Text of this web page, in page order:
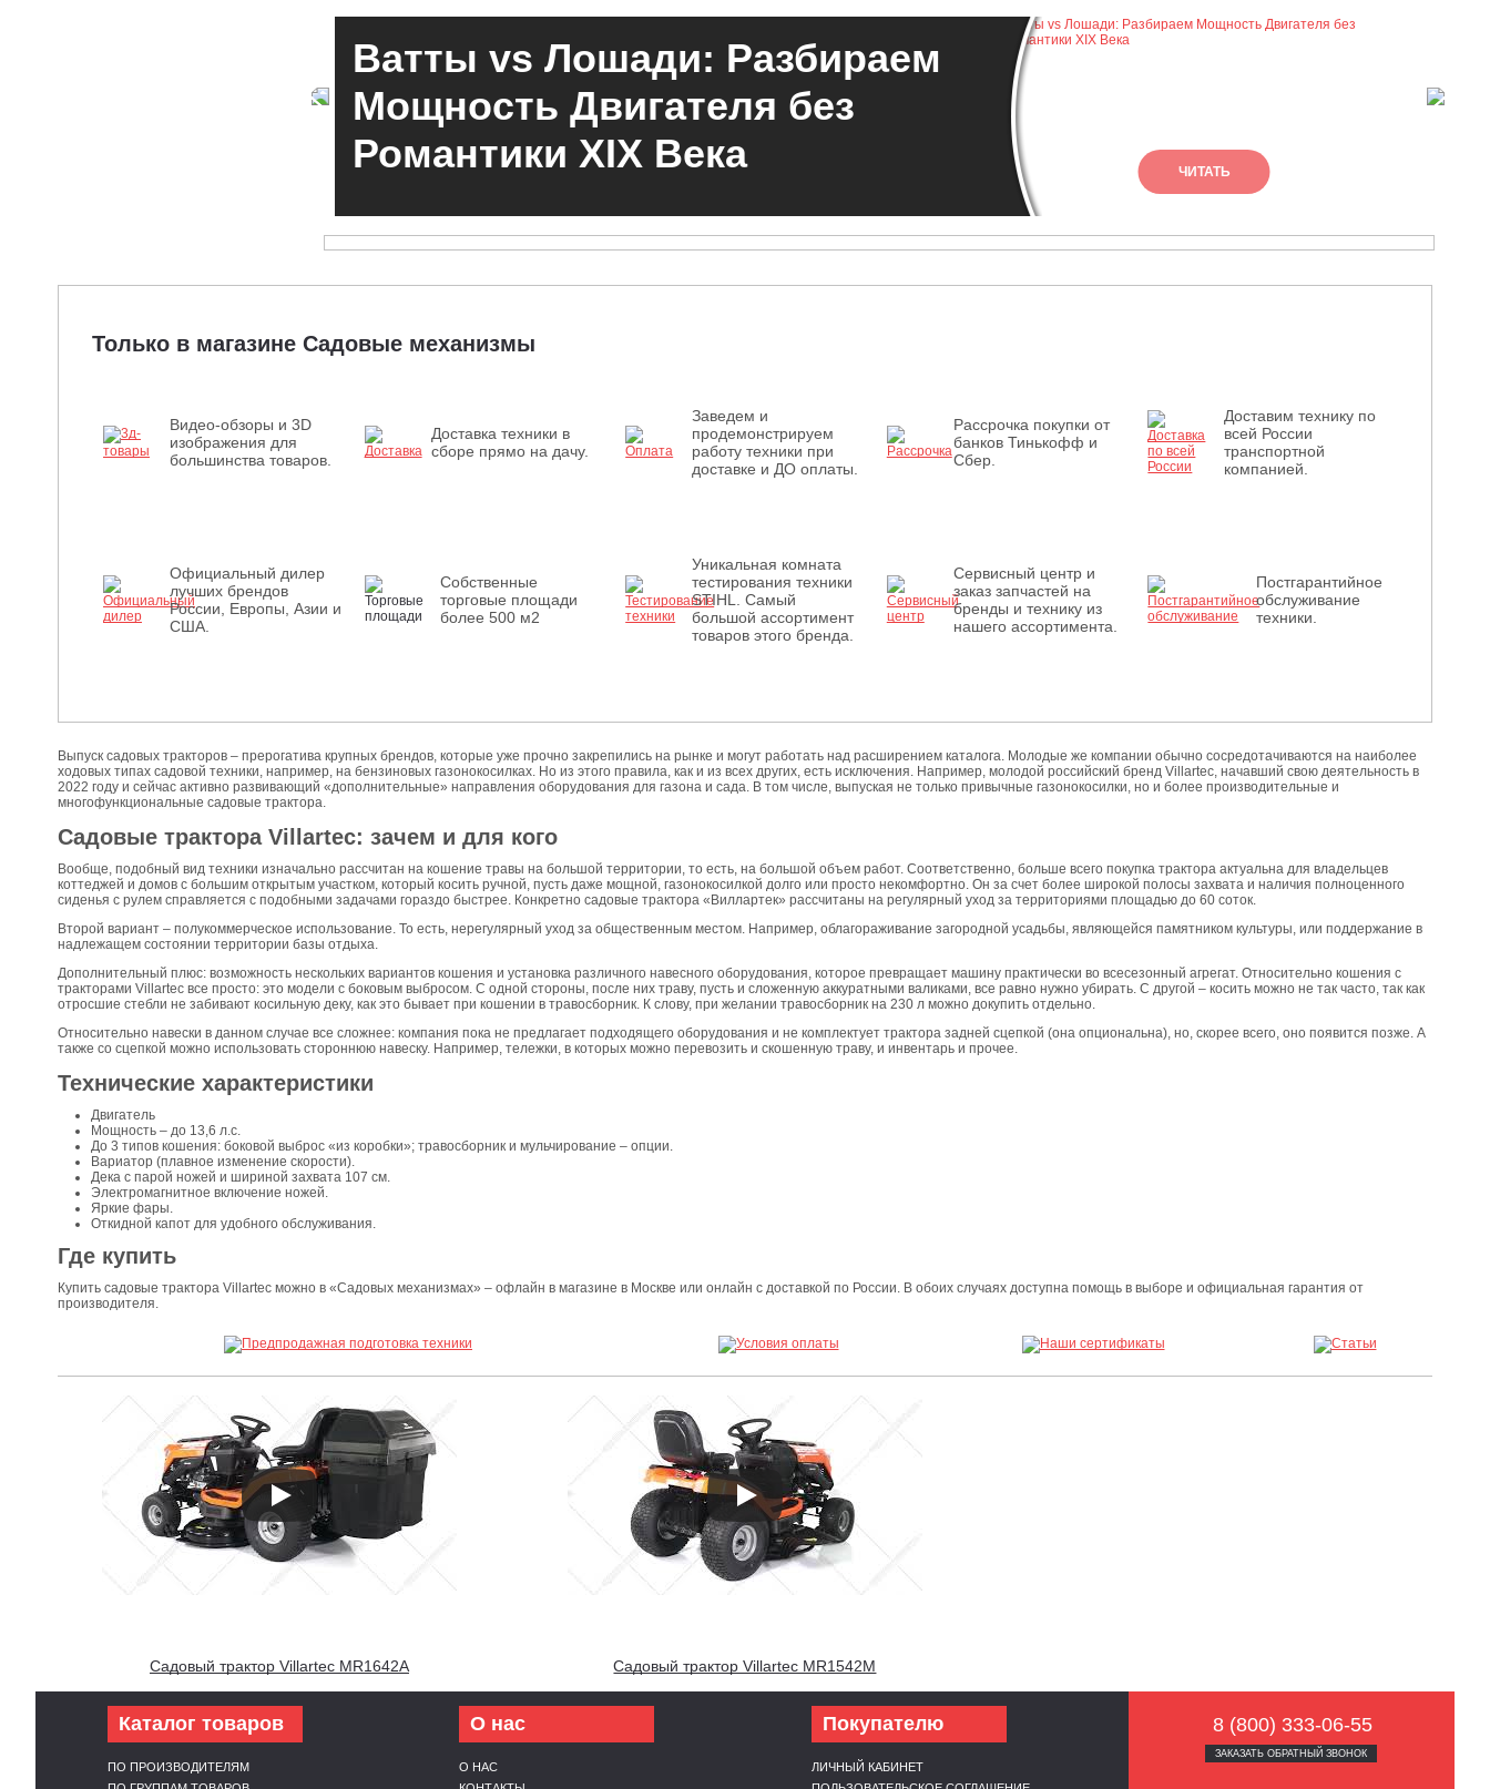
Ватты vs Лошади: Разбираем
Мощность Двигателя без
Романтики XIX Века
ЧИТАТЬ
Только в магазине Садовые механизмы
Видео-обзоры и 3D
изображения для
большинства товаров.
Доставка техники в
сборе прямо на дачу.
Заведем и
продемонстрируем
работу техники при
доставке и ДО оплаты.
Рассрочка покупки от
банков Тинькофф и
Сбер.
Доставим технику по
всей России
транспортной
компанией.
Официальный дилер
лучших брендов
России, Европы, Азии и
США.
Собственные
торговые площади
более 500 м2
Уникальная комната
тестирования техники
STIHL. Самый
большой ассортимент
товаров этого бренда.
Сервисный центр и
заказ запчастей на
бренды и технику из
нашего ассортимента.
Постгарантийное
обслуживание
техники.
Выпуск садовых тракторов – прерогатива крупных брендов, которые уже прочно закрепились на рынке и могут работать над расширением каталога. Молодые же компании обычно сосредотачиваются на наиболее
ходовых типах садовой техники, например, на бензиновых газонокосилках. Но из этого правила, как и из всех других, есть исключения. Например, молодой российский бренд Villartec, начавший свою деятельность в
2022 году и сейчас активно развивающий «дополнительные» направления оборудования для газона и сада. В том числе, выпуская не только привычные газонокосилки, но и более производительные и
многофункциональные садовые трактора.
Садовые трактора Villartec: зачем и для кого
Вообще, подобный вид техники изначально рассчитан на кошение травы на большой территории, то есть, на большой объем работ. Соответственно, больше всего покупка трактора актуальна для владельцев
коттеджей и домов с большим открытым участком, который косить ручной, пусть даже мощной, газонокосилкой долго или просто некомфортно. Он за счет более широкой полосы захвата и наличия полноценного
сиденья с рулем справляется с подобными задачами гораздо быстрее. Конкретно садовые трактора «Виллартек» рассчитаны на регулярный уход за территориями площадью до 60 соток.
Второй вариант – полукоммерческое использование. То есть, нерегулярный уход за общественным местом. Например, облагораживание загородной усадьбы, являющейся памятником культуры, или поддержание в
надлежащем состоянии территории базы отдыха.
Дополнительный плюс: возможность нескольких вариантов кошения и установка различного навесного оборудования, которое превращает машину практически во всесезонный агрегат. Относительно кошения с
тракторами Villartec все просто: это модели с боковым выбросом. С одной стороны, после них траву, пусть и сложенную аккуратными валиками, все равно нужно убирать. С другой – косить можно не так часто, так как
отросшие стебли не забивают косильную деку, как это бывает при кошении в травосборник. К слову, при желании травосборник на 230 л можно докупить отдельно.
Относительно навески в данном случае все сложнее: компания пока не предлагает подходящего оборудования и не комплектует трактора задней сцепкой (она опциональна), но, скорее всего, оно появится позже. А
также со сцепкой можно использовать стороннюю навеску. Например, тележки, в которых можно перевозить и скошенную траву, и инвентарь и прочее.
Технические характеристики
Двигатель
Мощность – до 13,6 л.с.
До 3 типов кошения: боковой выброс «из коробки»; травосборник и мульчирование – опции.
Вариатор (плавное изменение скорости).
Дека с парой ножей и шириной захвата 107 см.
Электромагнитное включение ножей.
Яркие фары.
Откидной капот для удобного обслуживания.
Где купить
Купить садовые трактора Villartec можно в «Садовых механизмах» – офлайн в магазине в Москве или онлайн с доставкой по России. В обоих случаях доступна помощь в выборе и официальная гарантия от
производителя.
Садовый трактор Villartec MR1642А Садовый трактор Villartec MR1542M
Каталог товаров
ПО ПРОИЗВОДИТЕЛЯМ
О нас
О НАС
Покупателю
ЛИЧНЫЙ КАБИНЕТ
8 (800) 333-06-55
ЗАКАЗАТЬ ОБРАТНЫЙ ЗВОНОК